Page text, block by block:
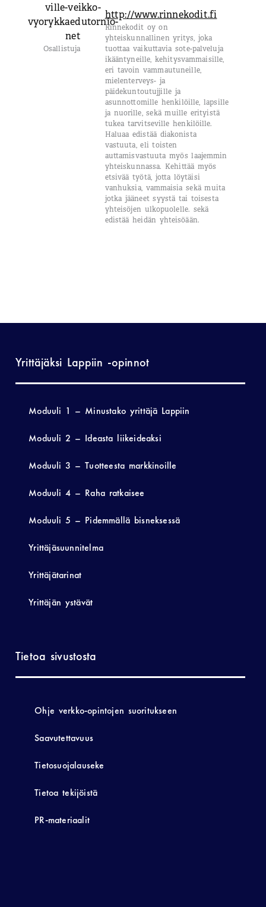
ville-veikko-
vyorykkaedutornio-
net
Osallistuja
http://www.rinnekodit.fi
Rinnekodit oy on
yhteiskunnallinen yritys, joka
tuottaa vaikuttavia sote-palveluja
ikääntyneille, kehitysvammaisille,
eri tavoin vammautuneille,
mielenterveys- ja
päidekuntoutujjille ja
asunnottomille henkilöille, lapsille
ja nuorille, sekä muille erityistä
tukea tarvitseville henkilöille.
Haluaa edistää diakonista
vastuuta, eli toisten
auttamisvastuuta myös laajemmin
yhteiskunnassa. Kehittää myös
etsivää työtä, jotta löytäisi
vanhuksia, vammaisia sekä muita
jotka jääneet syystä tai toisesta
yhteisöjen ulkopuolelle. sekä
edistää heidän yhteisöään.
Yrittäjäksi Lappiin -opinnot
Moduuli 1 – Minustako yrittäjä Lappiin
Moduuli 2 – Ideasta liikeideaksi
Moduuli 3 – Tuotteesta markkinoille
Moduuli 4 – Raha ratkaisee
Moduuli 5 – Pidemmällä bisneksessä
Yrittäjäsuunnitelma
Yrittäjätarinat
Yrittäjän ystävät
Tietoa sivustosta
Ohje verkko-opintojen suoritukseen
Saavutettavuus
Tietosuojalauseke
Tietoa tekijöistä
PR-materiaalit